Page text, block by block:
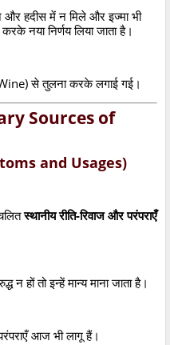
हदीस में न मिले और इज्मा भी
नया निर्णय लिया जाता है।
से तुलना करके लगाई गई।
Sources of
and Usages)
स्थानीय रीति-रिवाज और परंपराएँ
हों तो इन्हें मान्य माना जाता है।
आज भी लागू हैं।